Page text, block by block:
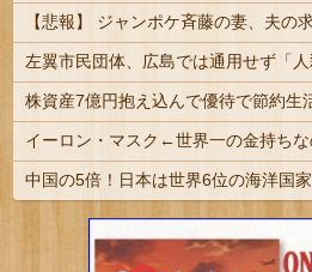
中国の5倍！日本は世界6位の海洋国家